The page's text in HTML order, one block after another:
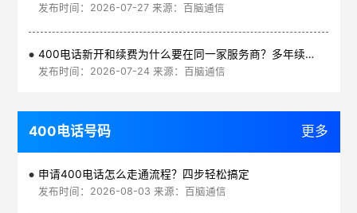
发布时间：2026-07-27 来源：百脑通信
400电话新开和续费为什么要在同一家服务商？多年续费更划算
发布时间：2026-07-24 来源：百脑通信
400电话号码 更多
申请400电话怎么走通流程？四步轻松搞定
发布时间：2026-08-03 来源：百脑通信